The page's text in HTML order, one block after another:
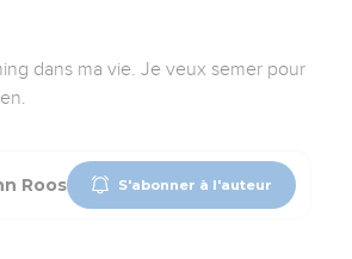
dans ma vie. Je veux semer pour
Roos S'abonner à l'auteur